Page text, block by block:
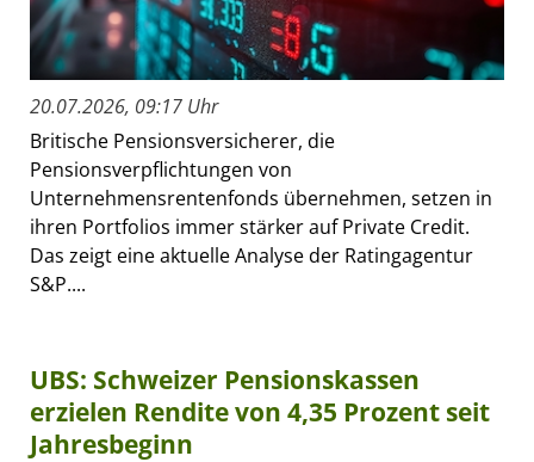
20.07.2026, 09:17 Uhr
Britische Pensionsversicherer, die
Pensionsverpflichtungen von
Unternehmensrentenfonds übernehmen, setzen in
ihren Portfolios immer stärker auf Private Credit.
Das zeigt eine aktuelle Analyse der Ratingagentur
S&P....
UBS: Schweizer Pensionskassen
erzielen Rendite von 4,35 Prozent seit
Jahresbeginn